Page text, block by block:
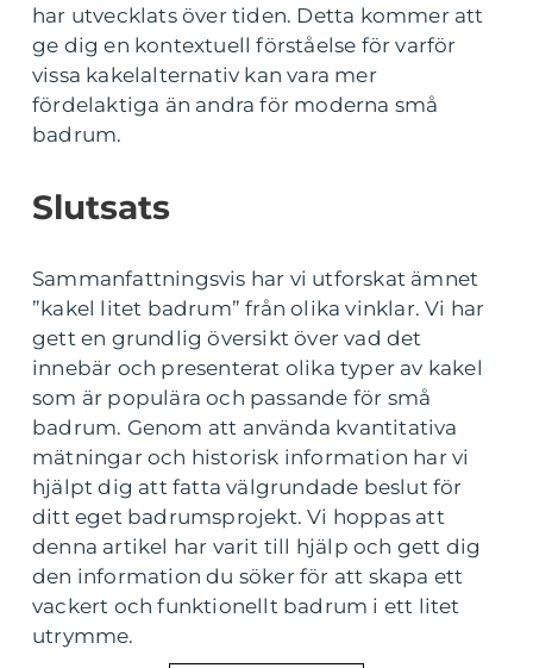
har utvecklats över tiden. Detta kommer att
ge dig en kontextuell förståelse för varför
vissa kakelalternativ kan vara mer
fördelaktiga än andra för moderna små
badrum.
Slutsats
Sammanfattningsvis har vi utforskat ämnet
”kakel litet badrum” från olika vinklar. Vi har
gett en grundlig översikt över vad det
innebär och presenterat olika typer av kakel
som är populära och passande för små
badrum. Genom att använda kvantitativa
mätningar och historisk information har vi
hjälpt dig att fatta välgrundade beslut för
ditt eget badrumsprojekt. Vi hoppas att
denna artikel har varit till hjälp och gett dig
den information du söker för att skapa ett
vackert och funktionellt badrum i ett litet
utrymme.